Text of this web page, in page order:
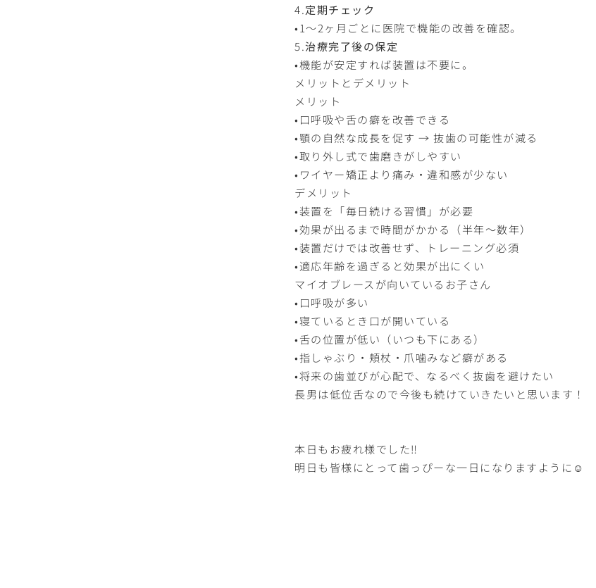
4.定期チェック
•1〜2ヶ月ごとに医院で機能の改善を確認。
5.治療完了後の保定
•機能が安定すれば装置は不要に。
メリットとデメリット
メリット
•口呼吸や舌の癖を改善できる
•顎の自然な成長を促す → 抜歯の可能性が減る
•取り外し式で歯磨きがしやすい
•ワイヤー矯正より痛み・違和感が少ない
デメリット
•装置を「毎日続ける習慣」が必要
•効果が出るまで時間がかかる（半年〜数年）
•装置だけでは改善せず、トレーニング必須
•適応年齢を過ぎると効果が出にくい
マイオブレースが向いているお子さん
•口呼吸が多い
•寝ているとき口が開いている
•舌の位置が低い（いつも下にある）
•指しゃぶり・頬杖・爪噛みなど癖がある
•将来の歯並びが心配で、なるべく抜歯を避けたい
長男は低位舌なので今後も続けていきたいと思います！
本日もお疲れ様でした‼︎
明日も皆様にとって歯っぴーな一日になりますように☺︎